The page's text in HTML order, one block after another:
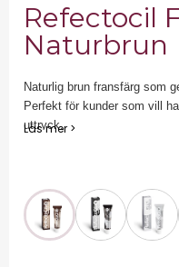
Refectocil
Naturbrun
Naturlig brun fransfärg som
Perfekt för kunder som vill
uttryck.
Läs mer >